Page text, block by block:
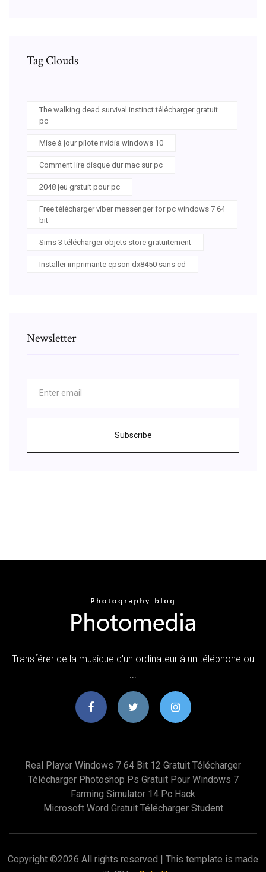
Tag Clouds
The walking dead survival instinct télécharger gratuit
pc
Mise à jour pilote nvidia windows 10
Comment lire disque dur mac sur pc
2048 jeu gratuit pour pc
Free télécharger viber messenger for pc windows 7 64
bit
Sims 3 télécharger objets store gratuitement
Installer imprimante epson dx8450 sans cd
Newsletter
Subscribe
Transférer de la musique d'un ordinateur à un téléphone ou
Real Player Windows 7 64 Bit 12 Gratuit Télécharger
Télécharger Photoshop Ps Gratuit Pour Windows 7
Farming Simulator 14 Pc Hack
Microsoft Word Gratuit Télécharger Student
Copyright ©2026 All rights reserved | This template is made